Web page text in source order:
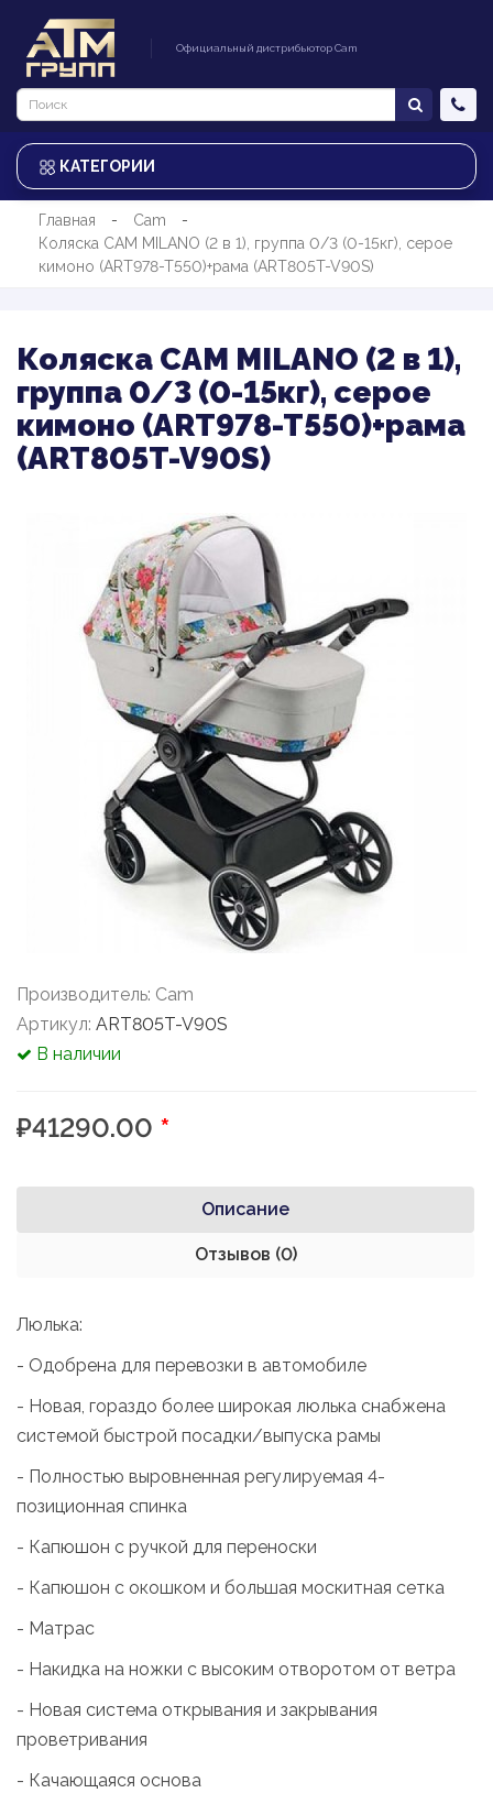
Официальный дистрибьютор Cam
КАТЕГОРИИ
Главная
Cam
Коляска CAM MILANO (2 в 1), группа 0/3 (0-15кг), серое
кимоно (ART978-T550)+рама (ART805T-V90S)
Коляска CAM MILANO (2 в 1),
группа 0/3 (0-15кг), серое
кимоно (ART978-T550)+рама
(ART805T-V90S)
Производитель: Cam
Артикул: ART805T-V90S
В наличии
₽41290.00 *
Описание
Отзывов (0)
Люлька:
- Одобрена для перевозки в автомобиле
- Новая, гораздо более широкая люлька снабжена
системой быстрой посадки/выпуска рамы
- Полностью выровненная регулируемая 4-
позиционная спинка
- Капюшон с ручкой для переноски
- Капюшон с окошком и большая москитная сетка
- Матрас
- Накидка на ножки с высоким отворотом от ветра
- Новая система открывания и закрывания
проветривания
- Качающаяся основа